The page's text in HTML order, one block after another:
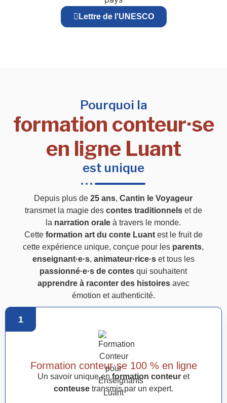
Lettre de l'UNESCO
Pourquoi la
formation conteur·se
en ligne Luant
est unique
Depuis plus de25 ans,Cantin le Voyageur
transmet la magie des contes traditionnelset de
la narration orale à travers le monde.
Cette formation art du conte Luantest le fruit de
cette expérience unique, conçue pour les parents,
enseignant·e·s, animateur·rice·set tous les
passionné·e·s de contes qui souhaitent
apprendre à raconter des histoiresavec
émotion et authenticité.
1
Formation conteur·se 100 % en ligne
Un savoir unique en formation conteur et
conteuse transmis par un expert.